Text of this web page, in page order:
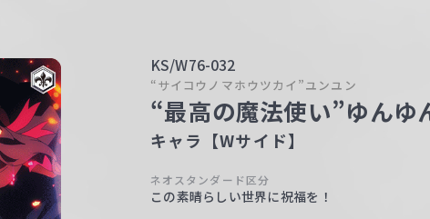
KS/W76-032
“サイコウノマホウツカイ”ユンユン
“最高の魔法使い”ゆんゆ
キャラ【Wサイド】
ネオスタンダード区分
この素晴らしい世界に祝福を！